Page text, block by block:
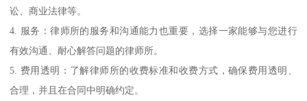
讼、商业法律等。
4. 服务：律师所的服务和沟通能力也重要，选择一家能够与您进行
有效沟通、耐心解答问题的律师所。
5. 费用透明：了解律师所的收费标准和收费方式，确保费用透明、
合理，并且在合同中明确约定。